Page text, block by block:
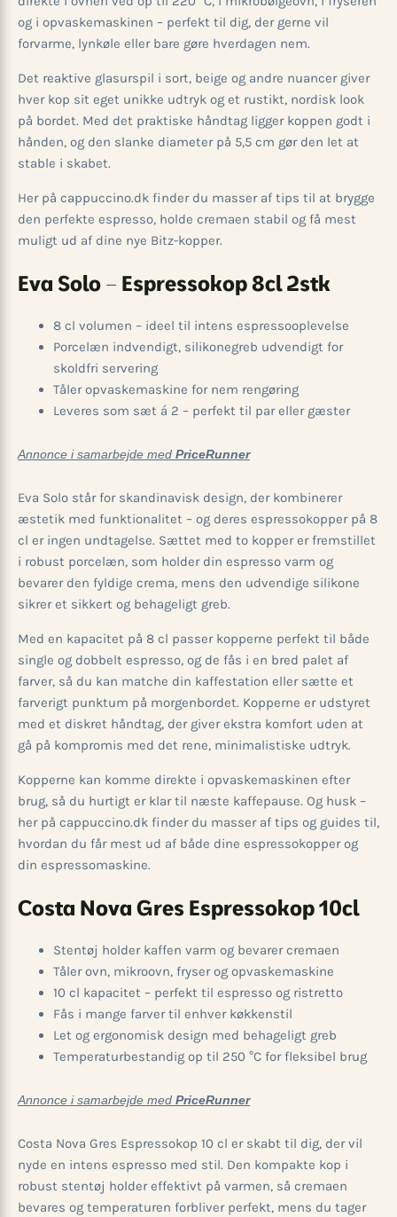
og i opvaskemaskinen – perfekt til dig, der gerne vil
forvarme, lynkøle eller bare gøre hverdagen nem.
Det reaktive glasurspil i sort, beige og andre nuancer giver
hver kop sit eget unikke udtryk og et rustikt, nordisk look
på bordet. Med det praktiske håndtag ligger koppen godt i
hånden, og den slanke diameter på 5,5 cm gør den let at
stable i skabet.
Her på cappuccino.dk finder du masser af tips til at brygge
den perfekte espresso, holde cremaen stabil og få mest
muligt ud af dine nye Bitz-kopper.
Eva Solo – Espressokop 8cl 2stk
8 cl volumen – ideel til intens espressooplevelse
Porcelæn indvendigt, silikonegreb udvendigt for
skoldfri servering
Tåler opvaskemaskine for nem rengøring
Leveres som sæt á 2 – perfekt til par eller gæster
Annonce i samarbejde med PriceRunner
Eva Solo står for skandinavisk design, der kombinerer
æstetik med funktionalitet – og deres espressokopper på 8
cl er ingen undtagelse. Sættet med to kopper er fremstillet
i robust porcelæn, som holder din espresso varm og
bevarer den fyldige crema, mens den udvendige silikone
sikrer et sikkert og behageligt greb.
Med en kapacitet på 8 cl passer kopperne perfekt til både
single og dobbelt espresso, og de fås i en bred palet af
farver, så du kan matche din kaffestation eller sætte et
farverigt punktum på morgenbordet. Kopperne er udstyret
med et diskret håndtag, der giver ekstra komfort uden at
gå på kompromis med det rene, minimalistiske udtryk.
Kopperne kan komme direkte i opvaskemaskinen efter
brug, så du hurtigt er klar til næste kaffepause. Og husk –
her på cappuccino.dk finder du masser af tips og guides til,
hvordan du får mest ud af både dine espressokopper og
din espressomaskine.
Costa Nova Gres Espressokop 10cl
Stentøj holder kaffen varm og bevarer cremaen
Tåler ovn, mikroovn, fryser og opvaskemaskine
10 cl kapacitet – perfekt til espresso og ristretto
Fås i mange farver til enhver køkkenstil
Let og ergonomisk design med behageligt greb
Temperaturbestandig op til 250 °C for fleksibel brug
Annonce i samarbejde med PriceRunner
Costa Nova Gres Espressokop 10 cl er skabt til dig, der vil
nyde en intens espresso med stil. Den kompakte kop i
robust stentøj holder effektivt på varmen, så cremaen
bevares og temperaturen forbliver perfekt, mens du tager